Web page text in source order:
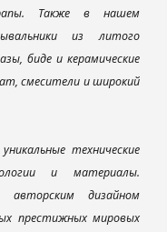
Также в нашем
из литого
биде и керамические
смесители и широкий
технические
и материалы.
авторским дизайном
престижных мировых